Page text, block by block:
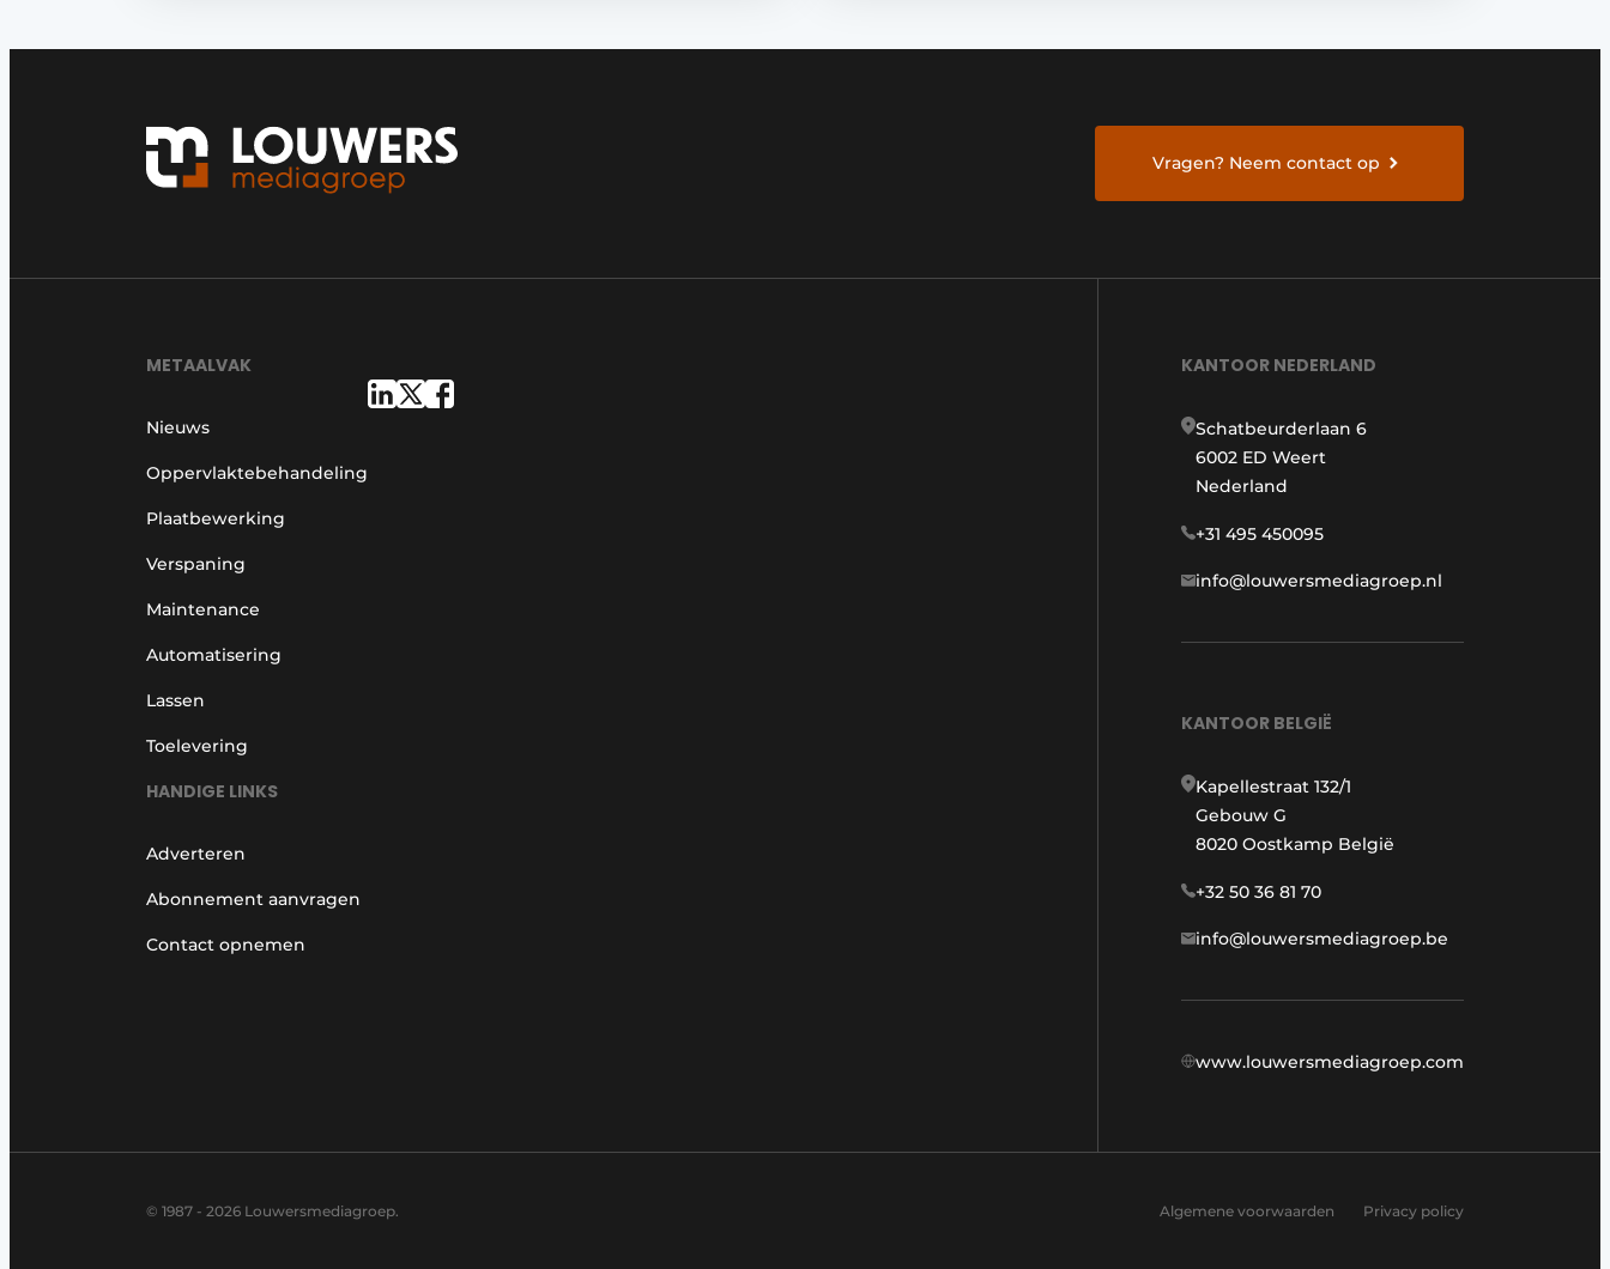
Vragen? Neem contact op
METAALVAK
Nieuws
Oppervlaktebehandeling
Plaatbewerking
Verspaning
Maintenance
Automatisering
Lassen
Toelevering
HANDIGE LINKS
Adverteren
Abonnement aanvragen
Contact opnemen
KANTOOR NEDERLAND
Schatbeurderlaan 6
6002 ED Weert
Nederland
+31 495 450095
info@louwersmediagroep.nl
KANTOOR BELGIË
Kapellestraat 132/1
Gebouw G
8020 Oostkamp België
+32 50 36 81 70
info@louwersmediagroep.be
www.louwersmediagroep.com
© 1987 - 2026 Louwersmediagroep. Algemene voorwaarden Privacy policy